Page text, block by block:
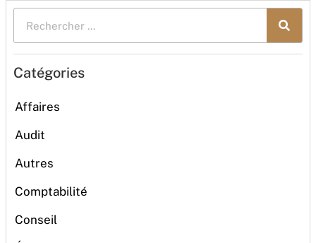
Catégories
Affaires
Audit
Autres
Comptabilité
Conseil